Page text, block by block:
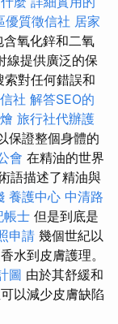
優質徵信社 居家
含氧化鋅和二氧
線提供廣泛的保
對任何錯誤和
社 解答SEO的
旅行社代辦護
保證整個身體的
會 在精油的世界
語描述了精油與
養護中心 中清路
帳士 但是到底是
申請 幾個世紀以
水到皮膚護理。
圖 由於其舒緩和
以減少皮膚缺陷